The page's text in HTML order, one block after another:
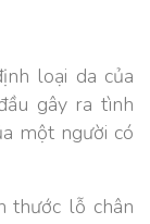
loại da của
gây ra tình
một người có
thước lỗ chân